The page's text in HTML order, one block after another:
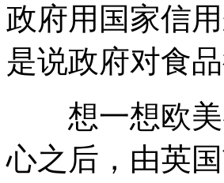
政府用国家信
是说政府对食
想一想欧美
心之后，由英